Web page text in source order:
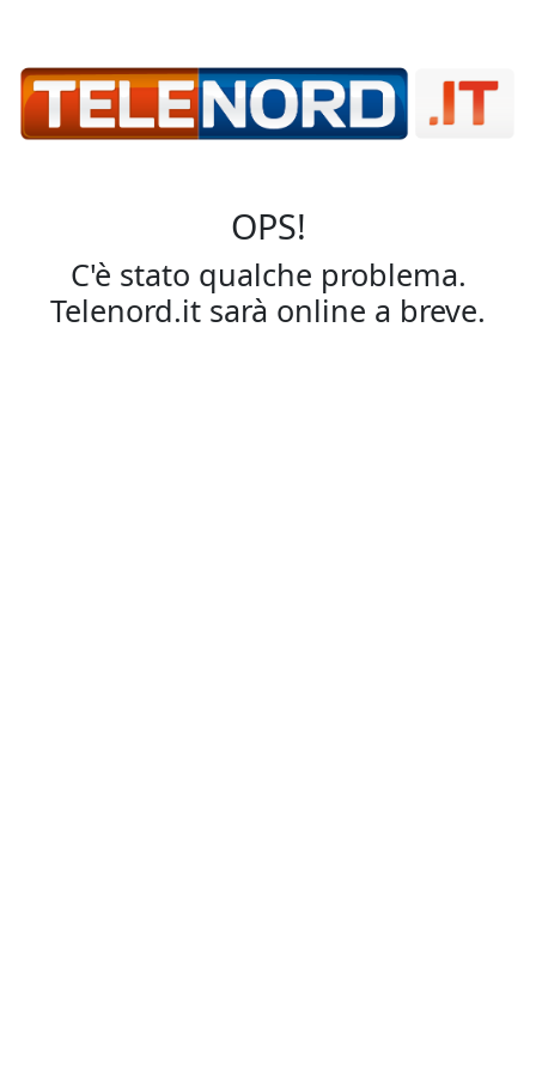
OPS!
C'è stato qualche problema.
Telenord.it sarà online a breve.